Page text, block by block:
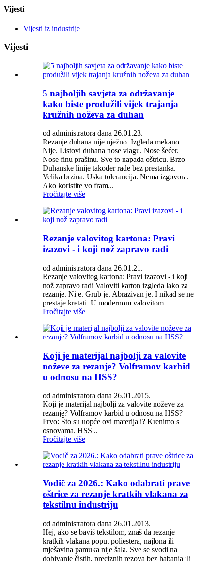
Vijesti
Vijesti iz industrije
Vijesti
5 najboljih savjeta za održavanje
kako biste produžili vijek trajanja
kružnih noževa za duhan
od administratora dana 26.01.23.
Rezanje duhana nije nježno. Izgleda mekano.
Nije. Listovi duhana nose vlagu. Nose šećer.
Nose finu prašinu. Sve to napada oštricu. Brzo.
Duhanske linije također rade bez prestanka.
Velika brzina. Uska tolerancija. Nema izgovora.
Ako koristite volfram...
Pročitajte više
Rezanje valovitog kartona: Pravi
izazovi - i koji nož zapravo radi
od administratora dana 26.01.21.
Rezanje valovitog kartona: Pravi izazovi - i koji
nož zapravo radi Valoviti karton izgleda lako za
rezanje. Nije. Grub je. Abrazivan je. I nikad se ne
prestaje kretati. U modernom valovitom...
Pročitajte više
Koji je materijal najbolji za valovite
noževe za rezanje? Volframov karbid
u odnosu na HSS?
od administratora dana 26.01.2015.
Koji je materijal najbolji za valovite noževe za
rezanje? Volframov karbid u odnosu na HSS?
Prvo: Što su uopće ovi materijali? Krenimo s
osnovama. HSS...
Pročitajte više
Vodič za 2026.: Kako odabrati prave
oštrice za rezanje kratkih vlakana za
tekstilnu industriju
od administratora dana 26.01.2013.
Hej, ako se baviš tekstilom, znaš da rezanje
kratkih vlakana poput poliestera, najlona ili
mješavina pamuka nije šala. Sve se svodi na
dobivanje čistih, preciznih rezova bez habanja ili